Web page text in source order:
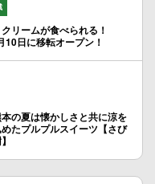
リームが食べられる！
10日に移転オープン！
本の夏は懐かしさと共に涼を
たプルプルスイーツ【さび